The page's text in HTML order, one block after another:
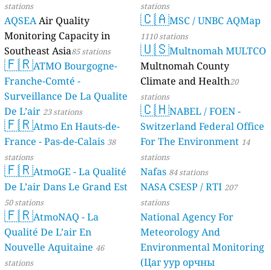
stations
AQSEAAir Quality
Monitoring Capacity in
Southeast Asia85 stations
🇫🇷ATMO Bourgogne-
Franche-Comté -
Surveillance De La Qualite
De L’air 23 stations
🇫🇷Atmo En Hauts-de-
France - Pas-de-Calais 38
stations
🇫🇷AtmoGE - La Qualité
De L’air Dans Le Grand Est
50 stations
🇫🇷AtmoNAQ - La
Qualité De L’air En
Nouvelle Aquitaine 46
stations
stations
🇨🇦MSC / UNBC AQMap
1110 stations
🇺🇸Multnomah MULTCO
Multnomah County
Climate and Health20
stations
🇨🇭NABEL / FOEN -
Switzerland Federal Office
For The Environment 14
stations
Nafas 84 stations
NASA CSESP / RTI 207
stations
National Agency For
Meteorology And
Environmental Monitoring
(Цаг уур орчны